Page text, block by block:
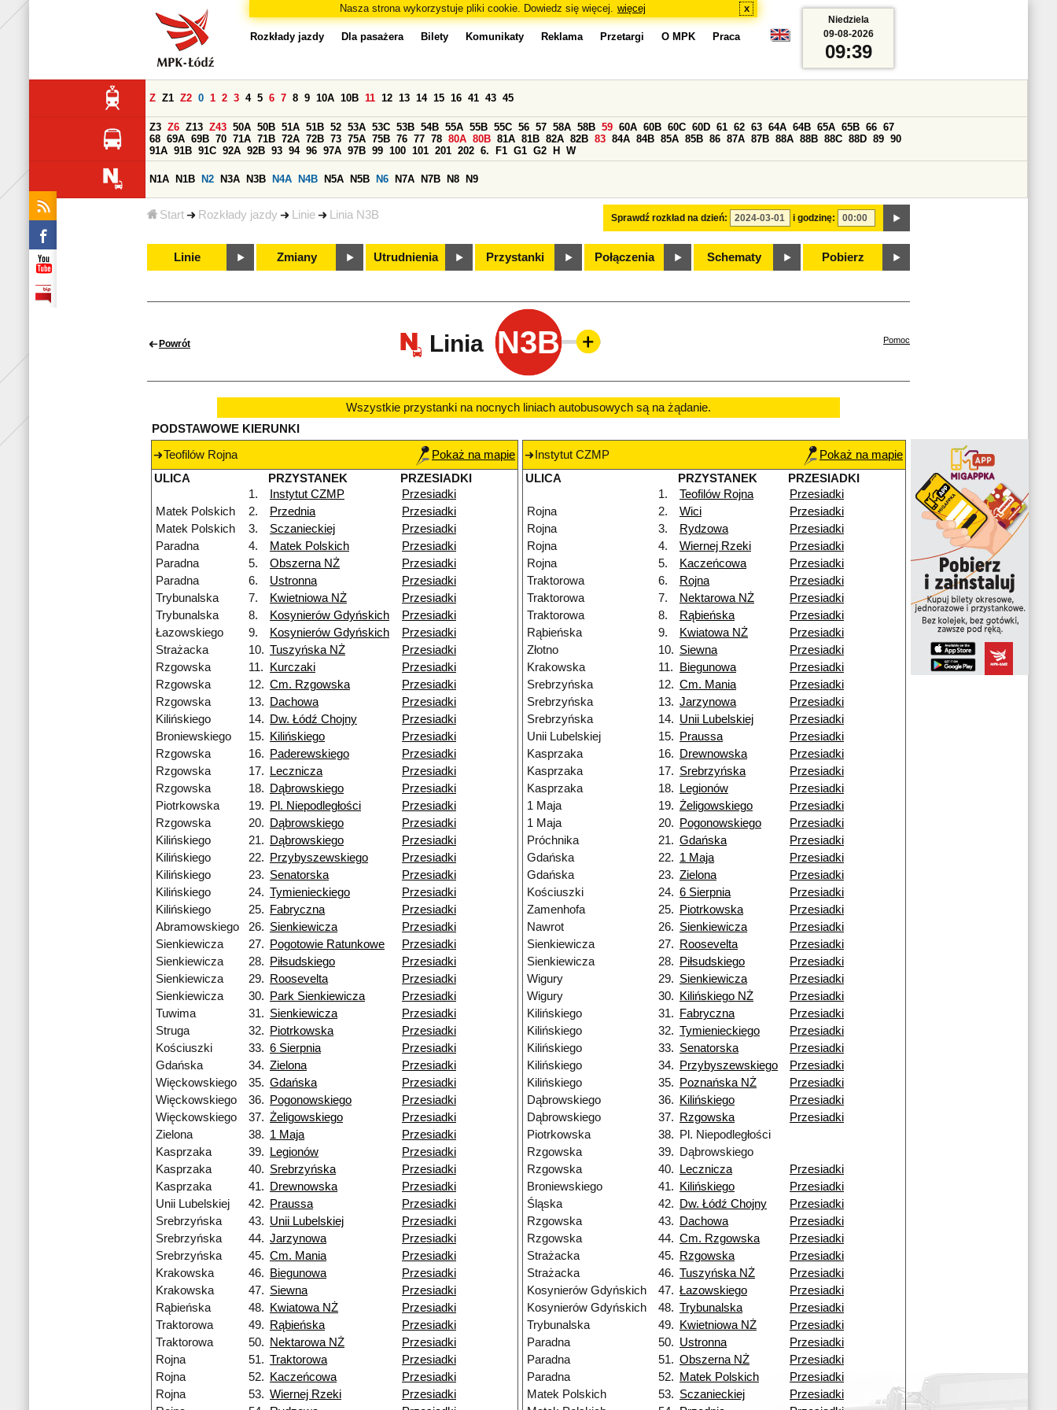
Nasza strona wykorzystuje pliki cookie. Dowiedz się więcej. więcej x
Start Rozkłady jazdy Linie Linia N3B
Rozkłady jazdy Dla pasażera Bilety Komunikaty Reklama Przetargi O MPK Praca
Sprawdź rozkład na dzień: i godzinę:
Z Z1 Z2 0 1 2 3 4 5 6 7 8 9 10A 10B 11 12 13 14 15 16 41 43 45
Z3 Z6 Z13 Z43 50A 50B 51A 51B 52 53A 53C 53B 54B 55A 55B 55C 56 57 58A 58B 59 60A 60B 60C 60D 61 62 63 64A 64B 65A 65B 66 67
68 69A 69B 70 71A 71B 72A 72B 73 75A 75B 76 77 78 80A 80B 81A 81B 82A 82B 83 84A 84B 85A 85B 86 87A 87B 88A 88B 88C 88D 89 90
91A 91B 91C 92A 92B 93 94 96 97A 97B 99 100 101 201 202 6. F1 G1 G2 H W
N1A N1B N2 N3A N3B N4A N4B N5A N5B N6 N7A N7B N8 N9
Linie Zmiany Utrudnienia Przystanki Połączenia Schematy Pobierz
Niedziela
09-08-2026
09:39
Powrót Linia N3B Pomoc
Wszystkie przystanki na nocnych liniach autobusowych są na żądanie.
PODSTAWOWE KIERUNKI
Teofilów Rojna
Pokaż na mapie
ULICA
PRZYSTANEK
PRZESIADKI
1.
Instytut CZMP
Przesiadki
Matek Polskich
2. Przednia
Przesiadki
Matek Polskich
3. Sczanieckiej
Przesiadki
Paradna
4. Matek Polskich
Przesiadki
Paradna
5. Obszerna NŻ
Przesiadki
Paradna
6. Ustronna
Przesiadki
Trybunalska
7. Kwietniowa NŻ
Przesiadki
Trybunalska
8. Kosynierów Gdyńskich
Przesiadki
Łazowskiego
9. Kosynierów Gdyńskich
Przesiadki
Strażacka
10. Tuszyńska NŻ
Przesiadki
Rzgowska
11. Kurczaki
Przesiadki
Rzgowska
12. Cm. Rzgowska
Przesiadki
Rzgowska
13. Dachowa
Przesiadki
Kilińskiego
14. Dw. Łódź Chojny
Przesiadki
Broniewskiego
15. Kilińskiego
Przesiadki
Rzgowska
16. Paderewskiego
Przesiadki
Rzgowska
17. Lecznicza
Przesiadki
Rzgowska
18. Dąbrowskiego
Przesiadki
Piotrkowska
19. Pl. Niepodległości
Przesiadki
Rzgowska
20. Dąbrowskiego
Przesiadki
Kilińskiego
21. Dąbrowskiego
Przesiadki
Kilińskiego
22. Przybyszewskiego
Przesiadki
Kilińskiego
23. Senatorska
Przesiadki
Kilińskiego
24. Tymienieckiego
Przesiadki
Kilińskiego
25. Fabryczna
Przesiadki
Abramowskiego
26. Sienkiewicza
Przesiadki
Sienkiewicza
27. Pogotowie Ratunkowe
Przesiadki
Sienkiewicza
28. Piłsudskiego
Przesiadki
Sienkiewicza
29. Roosevelta
Przesiadki
Sienkiewicza
30. Park Sienkiewicza
Przesiadki
Tuwima
31. Sienkiewicza
Przesiadki
Struga
32. Piotrkowska
Przesiadki
Kościuszki
33. 6 Sierpnia
Przesiadki
Gdańska
34. Zielona
Przesiadki
Więckowskiego
35. Gdańska
Przesiadki
Więckowskiego
36. Pogonowskiego
Przesiadki
Więckowskiego
37. Żeligowskiego
Przesiadki
Zielona
38. 1 Maja
Przesiadki
Kasprzaka
39. Legionów
Przesiadki
Kasprzaka
40. Srebrzyńska
Przesiadki
Kasprzaka
41. Drewnowska
Przesiadki
Unii Lubelskiej
42. Praussa
Przesiadki
Srebrzyńska
43. Unii Lubelskiej
Przesiadki
Srebrzyńska
44. Jarzynowa
Przesiadki
Srebrzyńska
45. Cm. Mania
Przesiadki
Krakowska
46. Biegunowa
Przesiadki
Krakowska
47. Siewna
Przesiadki
Rąbieńska
48. Kwiatowa NŻ
Przesiadki
Traktorowa
49. Rąbieńska
Przesiadki
Traktorowa
50. Nektarowa NŻ
Przesiadki
Rojna
51. Traktorowa
Przesiadki
Rojna
52. Kaczeńcowa
Przesiadki
Rojna
53. Wiernej Rzeki
Przesiadki
Instytut CZMP
Pokaż na mapie
ULICA
PRZYSTANEK
PRZESIADKI
1.
Teofilów Rojna
Przesiadki
Rojna
2. Wici
Przesiadki
Rojna
3. Rydzowa
Przesiadki
Rojna
4. Wiernej Rzeki
Przesiadki
Rojna
5. Kaczeńcowa
Przesiadki
Traktorowa
6. Rojna
Przesiadki
Traktorowa
7. Nektarowa NŻ
Przesiadki
Traktorowa
8. Rąbieńska
Przesiadki
Rąbieńska
9. Kwiatowa NŻ
Przesiadki
Złotno
10. Siewna
Przesiadki
Krakowska
11. Biegunowa
Przesiadki
Srebrzyńska
12. Cm. Mania
Przesiadki
Srebrzyńska
13. Jarzynowa
Przesiadki
Srebrzyńska
14. Unii Lubelskiej
Przesiadki
Unii Lubelskiej
15. Praussa
Przesiadki
Kasprzaka
16. Drewnowska
Przesiadki
Kasprzaka
17. Srebrzyńska
Przesiadki
Kasprzaka
18. Legionów
Przesiadki
1 Maja
19. Żeligowskiego
Przesiadki
1 Maja
20. Pogonowskiego
Przesiadki
Próchnika
21. Gdańska
Przesiadki
Gdańska
22. 1 Maja
Przesiadki
Gdańska
23. Zielona
Przesiadki
Kościuszki
24. 6 Sierpnia
Przesiadki
Zamenhofa
25. Piotrkowska
Przesiadki
Nawrot
26. Sienkiewicza
Przesiadki
Sienkiewicza
27. Roosevelta
Przesiadki
Sienkiewicza
28. Piłsudskiego
Przesiadki
Wigury
29. Sienkiewicza
Przesiadki
Wigury
30. Kilińskiego NŻ
Przesiadki
Kilińskiego
31. Fabryczna
Przesiadki
Kilińskiego
32. Tymienieckiego
Przesiadki
Kilińskiego
33. Senatorska
Przesiadki
Kilińskiego
34. Przybyszewskiego
Przesiadki
Kilińskiego
35. Poznańska NŻ
Przesiadki
Dąbrowskiego
36. Kilińskiego
Przesiadki
Dąbrowskiego
37. Rzgowska
Przesiadki
Piotrkowska
38.
Pl. Niepodległości
Rzgowska
39.
Dąbrowskiego
Rzgowska
40. Lecznicza
Przesiadki
Broniewskiego
41. Kilińskiego
Przesiadki
Śląska
42. Dw. Łódź Chojny
Przesiadki
Rzgowska
43. Dachowa
Przesiadki
Rzgowska
44. Cm. Rzgowska
Przesiadki
Strażacka
45. Rzgowska
Przesiadki
Strażacka
46. Tuszyńska NŻ
Przesiadki
Kosynierów Gdyńskich
47. Łazowskiego
Przesiadki
Kosynierów Gdyńskich
48. Trybunalska
Przesiadki
Trybunalska
49. Kwietniowa NŻ
Przesiadki
Paradna
50. Ustronna
Przesiadki
Paradna
51. Obszerna NŻ
Przesiadki
Paradna
52. Matek Polskich
Przesiadki
Matek Polskich
53. Sczanieckiej
Przesiadki